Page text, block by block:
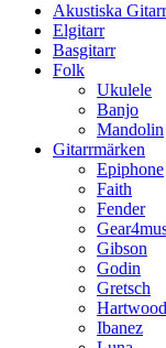
Akustiska
Elgitarr
Basgitarr
Folk
Ukulele
Banjo
Mandolin
Gitarrmärken
Epiphone
Faith
Fender
Gibson
Godin
Gretsch
Hartwood
Ibanez